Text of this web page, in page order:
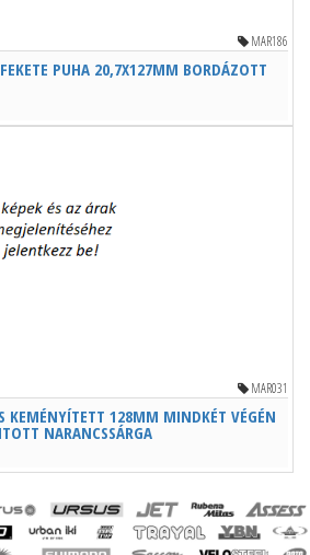
MAR186
PUHA 20,7X127MM BORDÁZOTT
MAR031
KEMÉNYÍTETT 128MM MINDKÉT VÉGÉN
NARANCSSÁRGA